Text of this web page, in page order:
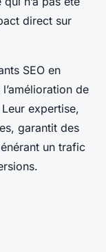
direct sur
SEO en
de
expertise,
garantit des
un trafic